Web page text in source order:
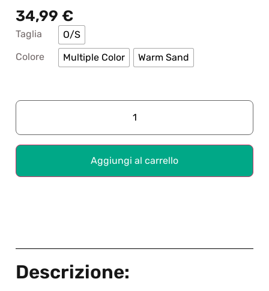
34,99 €
Taglia
O/S
Colore
Multiple Color Warm Sand
Aggiungi al carrello
Descrizione: